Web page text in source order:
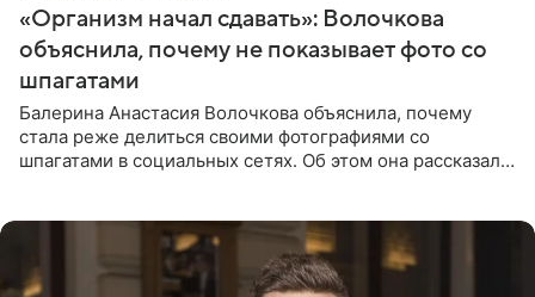
«Организм начал сдавать»: Волочкова
объяснила, почему не показывает фото со
шпагатами
Балерина Анастасия Волочкова объяснила, почему
стала реже делиться своими фотографиями со
шпагатами в социальных сетях. Об этом она рассказала